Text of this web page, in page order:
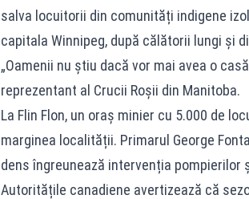
salva locuitorii din comunități indigene
capitala Winnipeg, după călătorii lungi și
„Oamenii nu știu dacă vor mai avea o
reprezentant al Crucii Roșii din Manitoba.
La Flin Flon, un oraș minier cu 5.000 de
marginea localității. Primarul George
dens îngreunează intervenția pompierilor
Autoritățile canadiene avertizează că